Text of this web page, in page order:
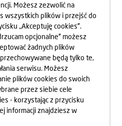
OSIEDLA
dowiedz się więcej
Możesz zezwolić na
wszystkich plików i przejść do
„Akceptuję cookies”.
opcjonalne” możesz
żadnych plików
będą tylko te,
serwisu. Możesz
plików cookies do swoich
przez siebie cele
- korzystając z przycisku
informacji znajdziesz w